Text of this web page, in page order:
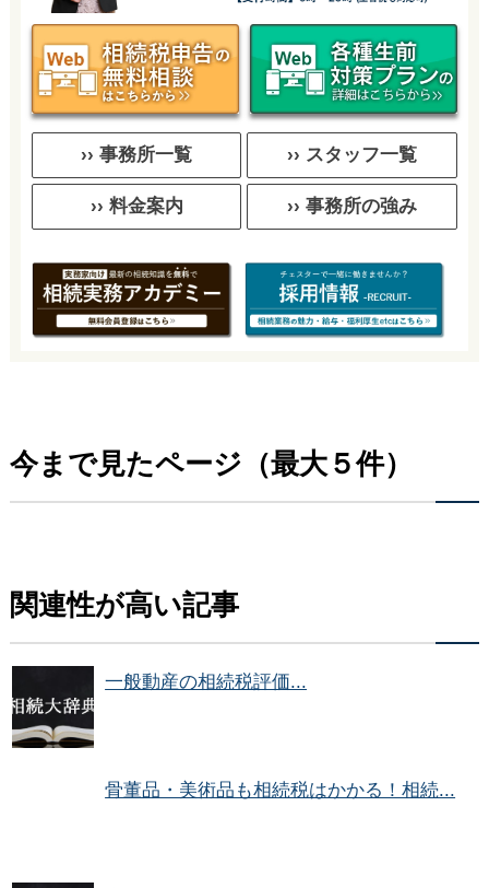
›› 事務所一覧 ›› スタッフ一覧
›› 料金案内 ›› 事務所の強み
今まで見たページ（最大５件）
関連性が高い記事
一般動産の相続税評価...
骨董品・美術品も相続税はかかる！相続...